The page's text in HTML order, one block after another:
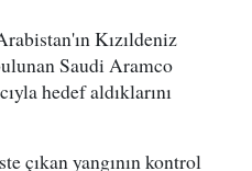
Kızıldeniz
Saudi Aramco
hedef aldıklarını
çıkan yangının kontrol